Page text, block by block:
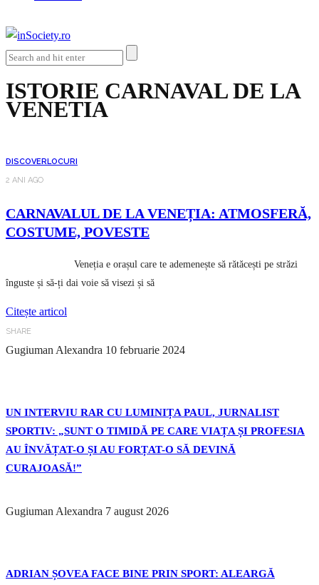
ISTORIE CARNAVAL DE LA
VENETIA
DISCOVERLOCURI
2 ANI AGO
CARNAVALUL DE LA VENEȚIA: ATMOSFERĂ,
COSTUME, POVESTE
Veneția e orașul care te ademenește să rătăcești pe străzi
înguste și să-ți dai voie să visezi și să
Citește articol
SHARE
Gugiuman Alexandra 10 februarie 2024
UN INTERVIU RAR CU LUMINIȚA PAUL, JURNALIST
SPORTIV: „SUNT O TIMIDĂ PE CARE VIAȚA ȘI PROFESIA
AU ÎNVĂȚAT-O ȘI AU FORȚAT-O SĂ DEVINĂ
CURAJOASĂ!”
Gugiuman Alexandra 7 august 2026
ADRIAN ȘOVEA FACE BINE PRIN SPORT: ALEARGĂ